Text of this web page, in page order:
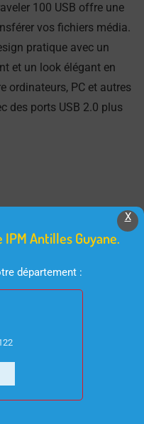
100 USB offre une
vos fichiers média.
pratique avec un
et un look élégant en
ordinateurs, PC et autres
des ports USB 2.0 plus
CHERRY
X
Antilles Guyane.
département :